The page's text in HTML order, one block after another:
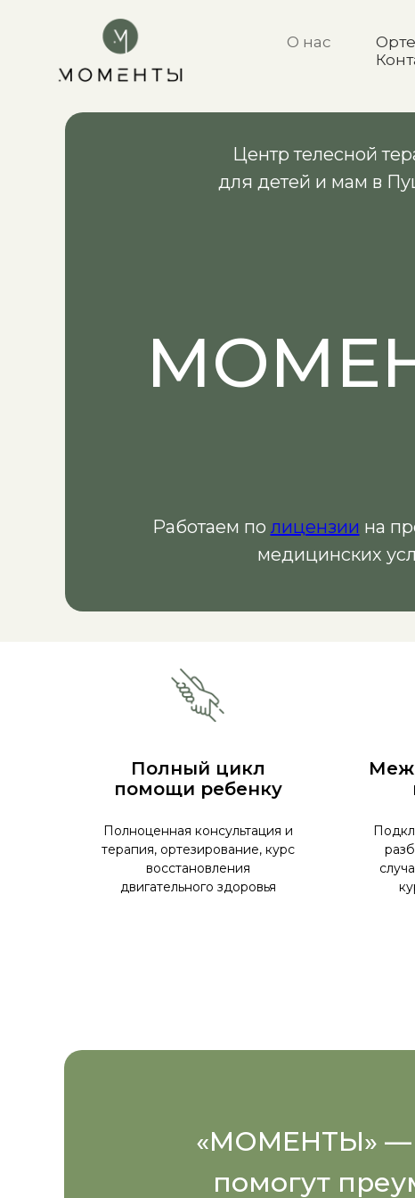
О нас
Центр телесной
для детей и мам в
Работаем по лицензии на
медицинских
Полный цикл
помощи ребенку
Полноценная консультация и
терапия, ортезирование, курс
восстановления
двигательного здоровья
«МОМЕНТЫ» —
помогут